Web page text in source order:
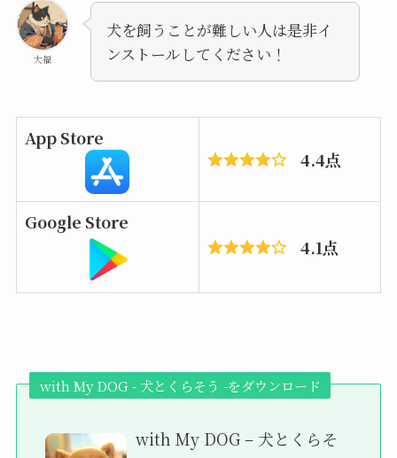
大福
犬を飼うことが難しい人は是非イ
ンストールしてください！
App Store
4.4点
Google Store
4.1点
with My DOG - 犬とくらそう -をダウンロード
with My DOG – 犬とくらそ